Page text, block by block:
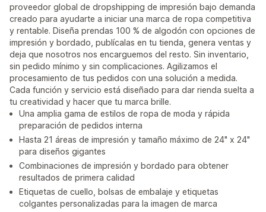
proveedor global de dropshipping de impresión bajo demanda
creado para ayudarte a iniciar una marca de ropa competitiva
y rentable. Diseña prendas 100 % de algodón con opciones de
impresión y bordado, publícalas en tu tienda, genera ventas y
deja que nosotros nos encarguemos del resto. Sin inventario,
sin pedido mínimo y sin complicaciones. Agilizamos el
procesamiento de tus pedidos con una solución a medida.
Cada función y servicio está diseñado para dar rienda suelta a
tu creatividad y hacer que tu marca brille.
Una amplia gama de estilos de ropa de moda y rápida
preparación de pedidos interna
Hasta 21 áreas de impresión y tamaño máximo de 24" x 24"
para diseños gigantes
Combinaciones de impresión y bordado para obtener
resultados de primera calidad
Etiquetas de cuello, bolsas de embalaje y etiquetas
colgantes personalizadas para la imagen de marca